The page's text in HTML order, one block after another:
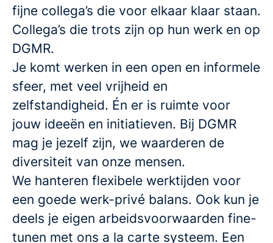
fijne collega’s die voor elkaar klaar staan.
Collega’s die trots zijn op hun werk en op
DGMR.
Je komt werken in een open en informele
sfeer, met veel vrijheid en
zelfstandigheid. Én er is ruimte voor
jouw ideeën en initiatieven. Bij DGMR
mag je jezelf zijn, we waarderen de
diversiteit van onze mensen.
We hanteren flexibele werktijden voor
een goede werk-privé balans. Ook kun je
deels je eigen arbeidsvoorwaarden fine-
tunen met ons a la carte systeem. Een